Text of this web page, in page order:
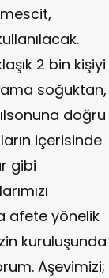
2 bin kişiyi
soğuktan,
doğru
içerisinde
gibi
afete yönelik
kuruluşunda
Aşevimizi;